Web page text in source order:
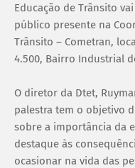
Educação de Trânsito
público presente na
Trânsito – Cometran,
4.500, Bairro Industrial
O diretor da Dtet,
palestra tem o objetivo
sobre a importância da
destaque às
ocasionar na vida das